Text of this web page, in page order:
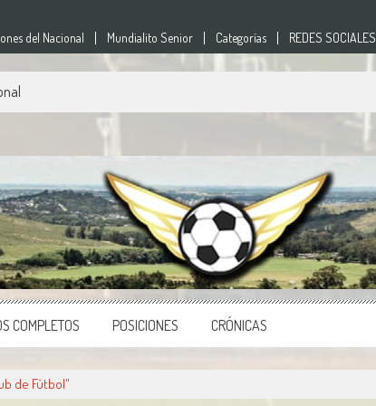
del Nacional Mundialito Senior Categorías REDES SOCIALES
del país.
COMPLETOS POSICIONES CRÓNICAS
de Fútbol"